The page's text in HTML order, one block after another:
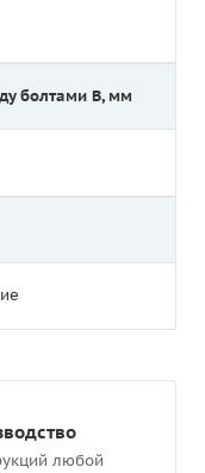
болтами B, мм
любой